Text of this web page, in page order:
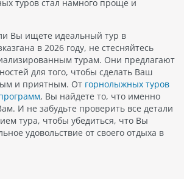
туров стал намного проще и
Вы ищете идеальный тур в
в 2026 году, не стесняйтесь
турам. Они предлагают
для того, чтобы сделать Ваш
и приятным. От горнолыжных туров
, Вы найдете то, что именно
И не забудьте проверить все детали
тура, чтобы убедиться, что Вы
удовольствие от своего отдыха в